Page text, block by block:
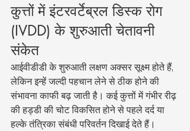
कुत्तों में इंटरवर्टेब्रल डिस्क रोग
(IVDD) के शुरुआती चेतावनी
संकेत
आईवीडीडी के शुरुआती लक्षण अक्सर सूक्ष्म होते हैं,
लेकिन इन्हें जल्दी पहचान लेने से ठीक होने की
संभावना काफी बढ़ जाती है। कई कुत्तों में गंभीर रीढ़
की हड्डी की चोट विकसित होने से पहले दर्द या
हल्के तंत्रिका संबंधी परिवर्तन दिखाई देते हैं।